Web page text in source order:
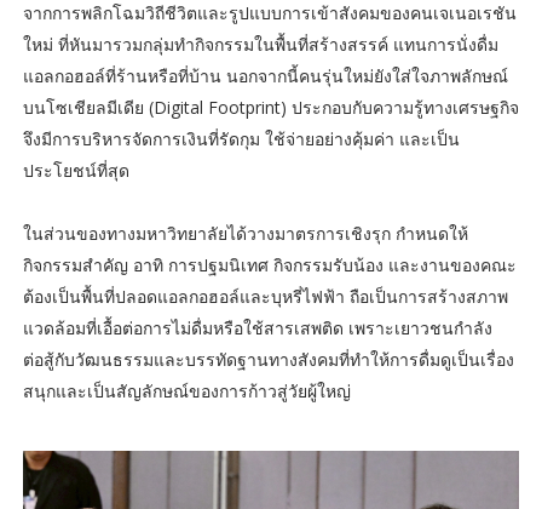
จากการพลิกโฉมวิถีชีวิตและรูปแบบการเข้าสังคมของคนเจเนอเรชัน
ใหม่ ที่หันมารวมกลุ่มทำกิจกรรมในพื้นที่สร้างสรรค์ แทนการนั่งดื่ม
แอลกอฮอล์ที่ร้านหรือที่บ้าน นอกจากนี้คนรุ่นใหม่ยังใส่ใจภาพลักษณ์
บนโซเชียลมีเดีย (Digital Footprint) ประกอบกับความรู้ทางเศรษฐกิจ
จึงมีการบริหารจัดการเงินที่รัดกุม ใช้จ่ายอย่างคุ้มค่า และเป็น
ประโยชน์ที่สุด
ในส่วนของทางมหาวิทยาลัยได้วางมาตรการเชิงรุก กำหนดให้
กิจกรรมสำคัญ อาทิ การปฐมนิเทศ กิจกรรมรับน้อง และงานของคณะ
ต้องเป็นพื้นที่ปลอดแอลกอฮอล์และบุหรี่ไฟฟ้า ถือเป็นการสร้างสภาพ
แวดล้อมที่เอื้อต่อการไม่ดื่มหรือใช้สารเสพติด เพราะเยาวชนกำลัง
ต่อสู้กับวัฒนธรรมและบรรทัดฐานทางสังคมที่ทำให้การดื่มดูเป็นเรื่อง
สนุกและเป็นสัญลักษณ์ของการก้าวสู่วัยผู้ใหญ่